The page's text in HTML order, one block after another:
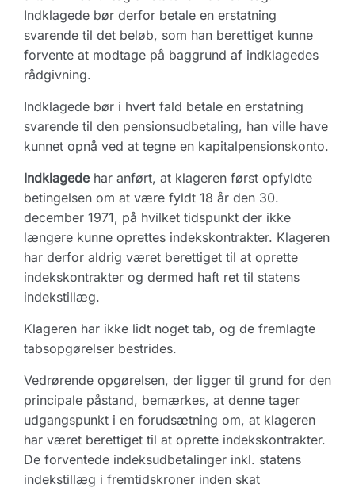
Indklagede bør derfor betale en erstatning
svarende til det beløb, som han berettiget kunne
forvente at modtage på baggrund af indklagedes
rådgivning.
Indklagede bør i hvert fald betale en erstatning
svarende til den pensionsudbetaling, han ville have
kunnet opnå ved at tegne en kapitalpensionskonto.
Indklagedehar anført, at klageren først opfyldte
betingelsen om at være fyldt 18 år den 30.
december 1971, på hvilket tidspunkt der ikke
længere kunne oprettes indekskontrakter. Klageren
har derfor aldrig været berettiget til at oprette
indekskontrakter og dermed haft ret til statens
indekstillæg.
Klageren har ikke lidt noget tab, og de fremlagte
tabsopgørelser bestrides.
Vedrørende opgørelsen, der ligger til grund for den
principale påstand, bemærkes, at denne tager
udgangspunkt i en forudsætning om, at klageren
har været berettiget til at oprette indekskontrakter.
De forventede indeksudbetalinger inkl. statens
indekstillæg i fremtidskroner inden skat